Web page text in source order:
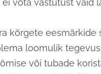
kõrgete
loomulik
või tubade